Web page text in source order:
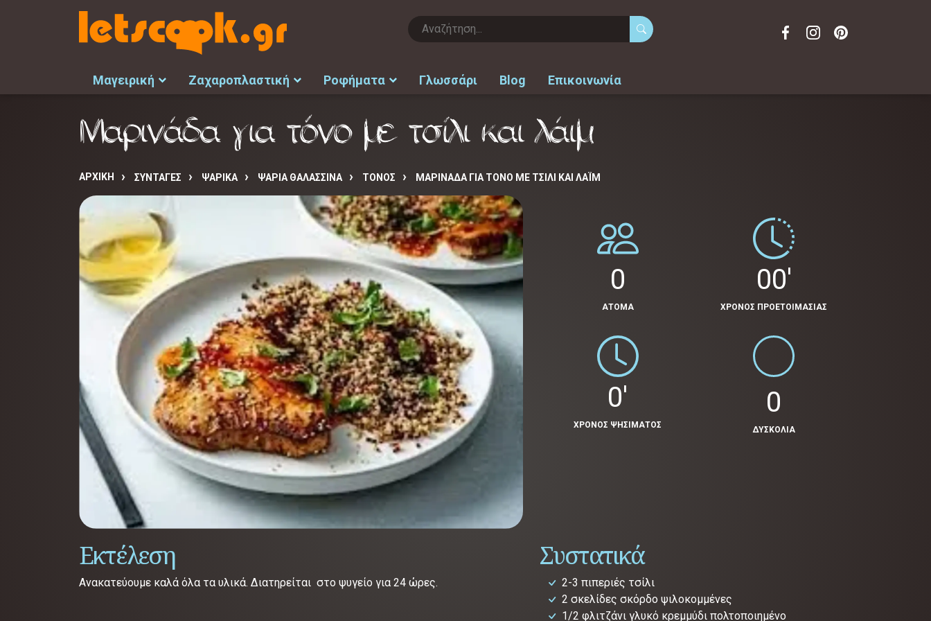
Μαγειρική Ζαχαροπλαστική Ροφήματα Γλωσσάρι Blog Επικοινωνία
Μαρινάδα για τόνο με τσίλι και λάιμ
ΑΡΧΙΚΉ ΣΥΝΤΑΓΈΣ ΨΑΡΙΚΑ ΨΑΡΙΑ ΘΑΛΑΣΣΙΝΑ ΤΟΝΟΣ ΜΑΡΙΝΆΔΑ ΓΙΑ ΤΌΝΟ ΜΕ ΤΣΊΛΙ ΚΑΙ ΛΆΙΜ
0
ΑΤΟΜΑ
00'
ΧΡΟΝΟΣ ΠΡΟΕΤΟΙΜΑΣΙΑΣ
0'
ΧΡΟΝΟΣ ΨΗΣΙΜΑΤΟΣ
0
ΔΥΣΚΟΛΙΑ
Συστατικά
2-3 πιπεριές τσίλι
2 σκελίδες σκόρδο ψιλοκομμένες
1/2 φλιτζάνι γλυκό κρεμμύδι πολτοποιημένο
Εκτέλεση
Ανακατεύουμε καλά όλα τα υλικά. Διατηρείται στο ψυγείο για 24 ώρες.